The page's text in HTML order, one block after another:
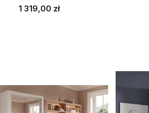
Cena
1 319,00 zł